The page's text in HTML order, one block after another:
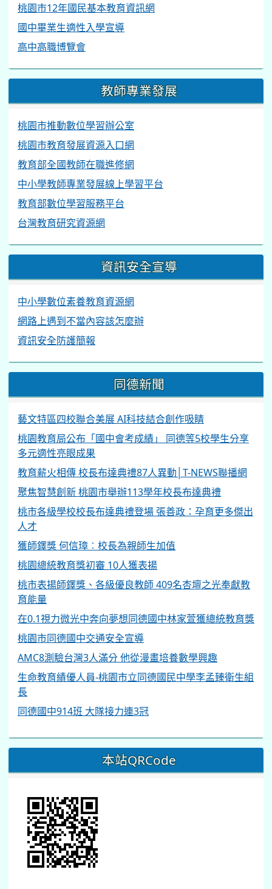
桃園市12年國民基本教育資訊網
國中畢業生適性入學宣導
高中高職博覽會
教師專業發展
桃園市推動數位學習辦公室
桃園市教育發展資源入口網
教育部全國教師在職進修網
中小學教師專業發展線上學習平台
教育部數位學習服務平台
台灣教育研究資源網
資訊安全宣導
中小學數位素養教育資源網
網路上遇到不當內容該怎麼辦
資訊安全防護簡報
同德新聞
藝文特區四校聯合美展 AI科技結合創作吸睛
桃園教育局公布「國中會考成績」 同德等5校學生分享
多元適性亮眼成果
教育薪火相傳 校長布達典禮87人異動│T-NEWS聯播網
聚焦智慧創新 桃園市舉辦113學年校長布達典禮
桃市各級學校校長布達典禮登場 張善政：孕育更多傑出
人才
獲師鐸獎 何信璋︰校長為親師生加值
桃園總統教育獎初審 10人獲表揚
桃市表揚師鐸獎、各級優良教師 409名杏壇之光奉獻教
育能量
在0.1視力微光中奔向夢想同德國中林家萱獲總統教育獎
桃園市同德國中交通安全宣導
AMC8測驗台灣3人滿分 他從漫畫培養數學興趣
生命教育績優人員-桃園市立同德國民中學李孟臻衛生組
長
同德國中914班 大隊接力連3冠
本站QRCode